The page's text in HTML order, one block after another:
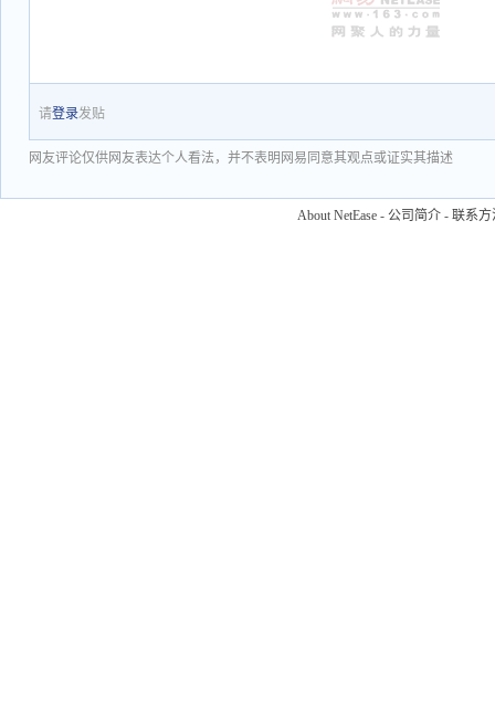
请登录发贴
网友评论仅供网友表达个人看法，并不表明网易同意其观点或证实其描述
About NetEase - 公司简介 - 联系方